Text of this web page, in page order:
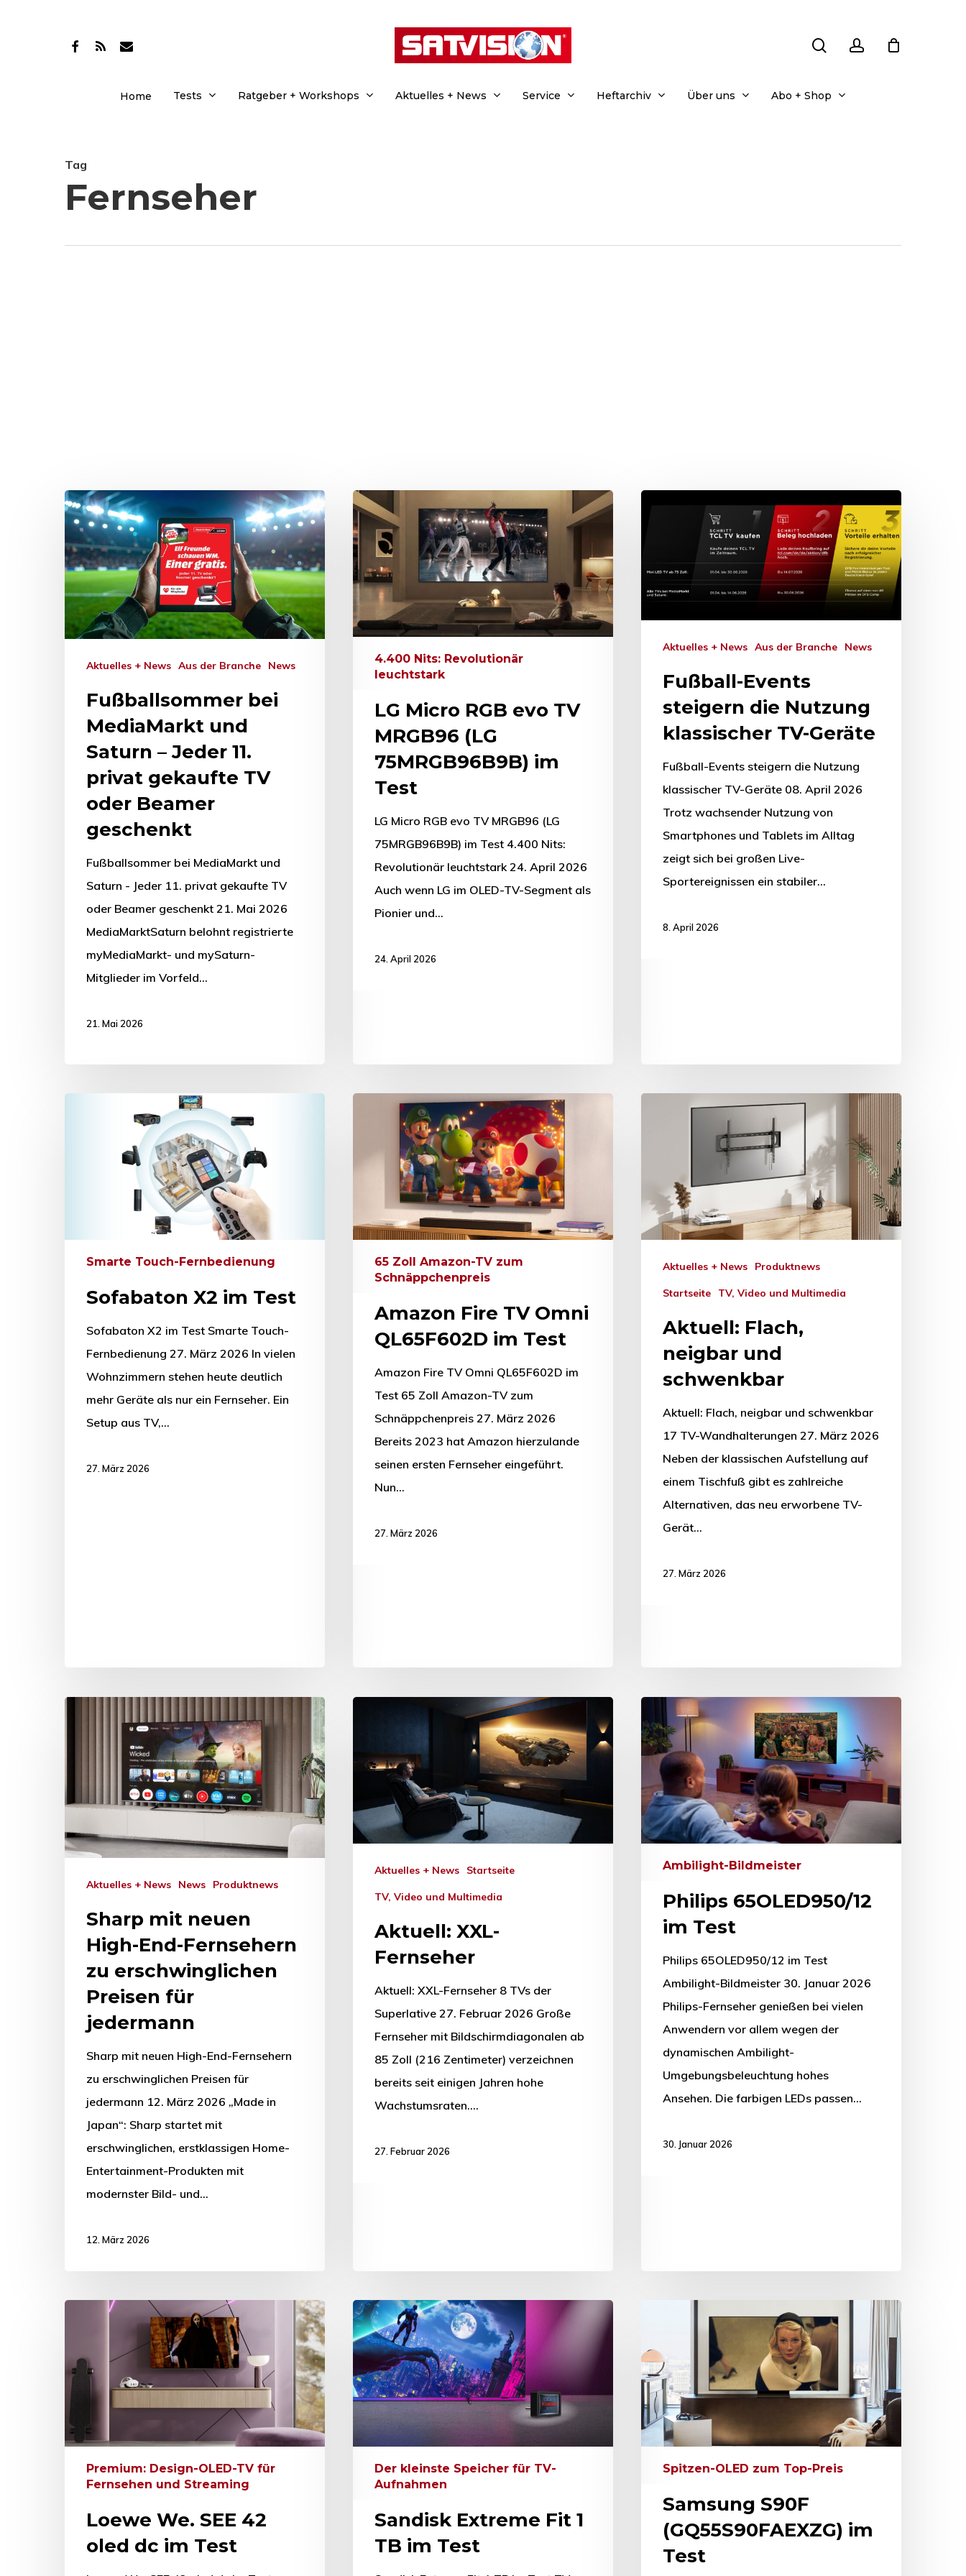
Drücken Sie Enter zum Suchen oder ESC zum Schließen.
facebook
RSS email
Home Tests Ratgeber + Workshops Aktuelles + News Service Heftarchiv Über uns Abo + Shop
Tag
Fernseher
Aktuelles + News Aus der Branche News
Fußballsommer bei
MediaMarkt und
Saturn – Jeder 11.
privat gekaufte TV
oder Beamer
geschenkt
Fußballsommer bei MediaMarkt und
Saturn - Jeder 11. privat gekaufte TV
oder Beamer geschenkt 21. Mai 2026
MediaMarktSaturn belohnt registrierte
myMediaMarkt- und mySaturn-
Mitglieder im Vorfeld…
21. Mai 2026
4.400 Nits: Revolutionär
leuchtstark
LG Micro RGB evo TV
MRGB96 (LG
75MRGB96B9B) im
Test
LG Micro RGB evo TV MRGB96 (LG
75MRGB96B9B) im Test 4.400 Nits:
Revolutionär leuchtstark 24. April 2026
Auch wenn LG im OLED-TV-Segment als
Pionier und…
24. April 2026
Aktuelles + News Aus der Branche News
Fußball-Events
steigern die Nutzung
klassischer TV-Geräte
Fußball-Events steigern die Nutzung
klassischer TV-Geräte 08. April 2026
Trotz wachsender Nutzung von
Smartphones und Tablets im Alltag
zeigt sich bei großen Live-
Sportereignissen ein stabiler…
8. April 2026
Smarte Touch-Fernbedienung
Sofabaton X2 im Test
Sofabaton X2 im Test Smarte Touch-
Fernbedienung 27. März 2026 In vielen
Wohnzimmern stehen heute deutlich
mehr Geräte als nur ein Fernseher. Ein
Setup aus TV,…
27. März 2026
65 Zoll Amazon-TV zum
Schnäppchenpreis
Amazon Fire TV Omni
QL65F602D im Test
Amazon Fire TV Omni QL65F602D im
Test 65 Zoll Amazon-TV zum
Schnäppchenpreis 27. März 2026
Bereits 2023 hat Amazon hierzulande
seinen ersten Fernseher eingeführt.
Nun…
27. März 2026
Aktuelles + News Produktnews
Startseite TV, Video und Multimedia
Aktuell: Flach,
neigbar und
schwenkbar
Aktuell: Flach, neigbar und schwenkbar
17 TV-Wandhalterungen 27. März 2026
Neben der klassischen Aufstellung auf
einem Tischfuß gibt es zahlreiche
Alternativen, das neu erworbene TV-
Gerät…
27. März 2026
Aktuelles + News News Produktnews
Sharp mit neuen
High-End-Fernsehern
zu erschwinglichen
Preisen für
jedermann
Sharp mit neuen High-End-Fernsehern
zu erschwinglichen Preisen für
jedermann 12. März 2026 „Made in
Japan“: Sharp startet mit
erschwinglichen, erstklassigen Home-
Entertainment-Produkten mit
modernster Bild- und…
12. März 2026
Aktuelles + News Startseite
TV, Video und Multimedia
Aktuell: XXL-
Fernseher
Aktuell: XXL-Fernseher 8 TVs der
Superlative 27. Februar 2026 Große
Fernseher mit Bildschirmdiagonalen ab
85 Zoll (216 Zentimeter) verzeichnen
bereits seit einigen Jahren hohe
Wachstumsraten.…
27. Februar 2026
Ambilight-Bildmeister
Philips 65OLED950/12
im Test
Philips 65OLED950/12 im Test
Ambilight-Bildmeister 30. Januar 2026
Philips-Fernseher genießen bei vielen
Anwendern vor allem wegen der
dynamischen Ambilight-
Umgebungsbeleuchtung hohes
Ansehen. Die farbigen LEDs passen…
30. Januar 2026
Premium: Design-OLED-TV für
Fernsehen und Streaming
Loewe We. SEE 42
oled dc im Test
Der kleinste Speicher für TV-
Aufnahmen
Sandisk Extreme Fit 1
TB im Test
Spitzen-OLED zum Top-Preis
Samsung S90F
(GQ55S90FAEXZG) im
Test